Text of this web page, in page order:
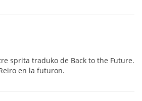
sprita traduko de Back to the Future.
en la futuron.